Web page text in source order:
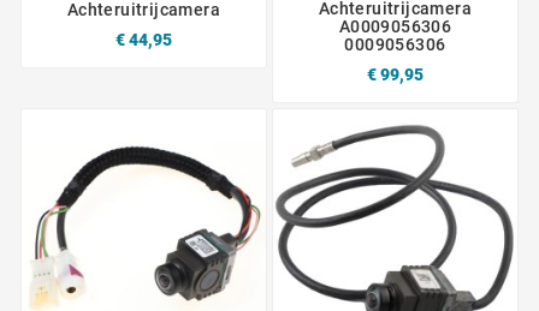
Achteruitrijcamera
€ 44,95
Achteruitrijcamera
A0009056306
0009056306
€ 99,95